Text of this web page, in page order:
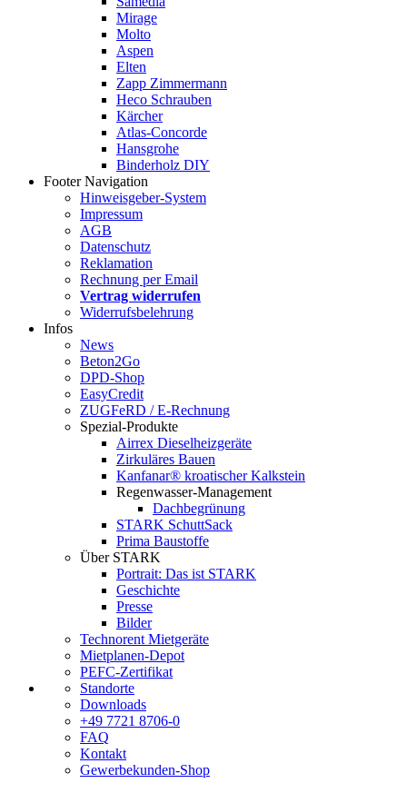
Mirage
Molto
Aspen
Elten
Zapp Zimmermann
Heco Schrauben
Kärcher
Atlas-Concorde
Hansgrohe
Binderholz DIY
Footer Navigation
Hinweisgeber-System
Impressum
AGB
Datenschutz
Reklamation
Rechnung per Email
Vertrag widerrufen
Widerrufsbelehrung
Infos
News
Beton2Go
DPD-Shop
EasyCredit
ZUGFeRD / E-Rechnung
Spezial-Produkte
Airrex Dieselheizgeräte
Zirkuläres Bauen
Kanfanar® kroatischer Kalkstein
Regenwasser-Management
Dachbegrünung
STARK SchuttSack
Prima Baustoffe
Über STARK
Portrait: Das ist STARK
Geschichte
Presse
Bilder
Technorent Mietgeräte
Mietplanen-Depot
PEFC-Zertifikat
Standorte
Downloads
+49 7721 8706-0
FAQ
Kontakt
Gewerbekunden-Shop